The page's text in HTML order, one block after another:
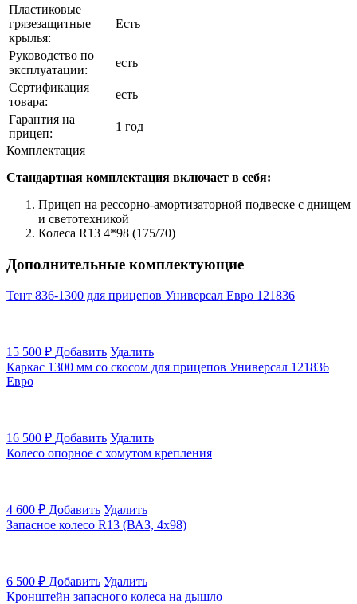
Пластиковые
грязезащитные
крылья:
Есть
Руководство по
эксплуатации:
есть
Сертификация
товара:
есть
Гарантия на
прицеп:
1 год
Комплек­тация
Стандартная комплектация включает в себя:
Прицеп на рессорно-амортизаторной подвеске с днищем
и светотехникой
Колеса R13 4*98 (175/70)
Дополнительные комплектующие
Тент 836-1300 для прицепов Универсал Евро 121836
15 500 ₽ Добавить Удалить
Каркас 1300 мм со скосом для прицепов Универсал 121836
Евро
16 500 ₽ Добавить Удалить
Колесо опорное с хомутом крепления
4 600 ₽ Добавить Удалить
Запасное колесо R13 (ВАЗ, 4х98)
6 500 ₽ Добавить Удалить
Кронштейн запасного колеса на дышло